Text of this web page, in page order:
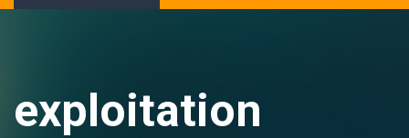
exploitation